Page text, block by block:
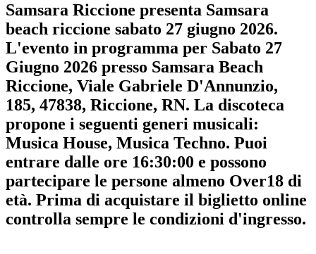
Samsara Riccione presenta Samsara
beach riccione sabato 27 giugno 2026.
L'evento in programma per Sabato 27
Giugno 2026 presso Samsara Beach
Riccione, Viale Gabriele D'Annunzio,
185, 47838, Riccione, RN. La discoteca
propone i seguenti generi musicali:
Musica House, Musica Techno. Puoi
entrare dalle ore 16:30:00 e possono
partecipare le persone almeno Over18 di
età. Prima di acquistare il biglietto online
controlla sempre le condizioni d'ingresso.